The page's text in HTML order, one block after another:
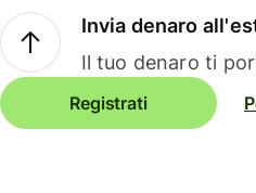
Invia denaro
Il tuo denaro ti
Registrati